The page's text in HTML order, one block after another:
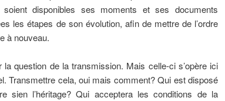
disponibles ses moments et ses documents
les étapes de son évolution, afin de mettre de l’ordre
à nouveau.
question de la transmission. Mais celle-ci s’opère ici
Transmettre cela, oui mais comment? Qui est disposé
sien l’héritage? Qui acceptera les conditions de la